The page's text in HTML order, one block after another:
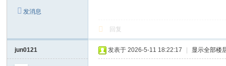
发消息
回复
jun0121 发表于 2026-5-11 18:22:17 显示全部楼